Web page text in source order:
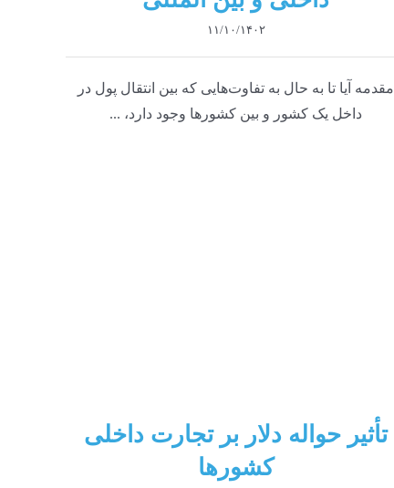
۱۱/۱۰/۱۴۰۲
مقدمه آیا تا به حال به تفاوت‌هایی که بین انتقال پول در
داخل یک کشور و بین کشورها وجود دارد، ...
تأثیر حواله دلار بر تجارت داخلی
کشورها